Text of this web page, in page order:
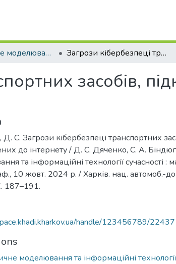
Математичне моделювання та інформаційні технології сучасності Загрози кібербезпеці транспортних засобів, підключених до інтернету
засобів,
С. Загрози кібербезпеці транспортних
до інтернету / Д. С. Дяченко, С. А.
та інформаційні технології сучасності :
10 жовт. 2024 р. / Харків. нац. автомоб.-
187–191.
handle/123456789/22437
моделювання та інформаційні технології